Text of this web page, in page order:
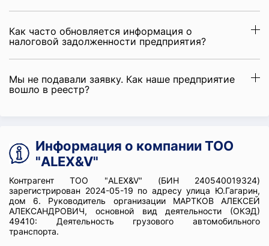
Как часто обновляется информация о
налоговой задолженности предприятия?
Мы не подавали заявку. Как наше предприятие
вошло в реестр?
Информация о компании ТОО
"ALEX&V"
Контрагент ТОО "ALEX&V" (БИН 240540019324)
зарегистрирован 2024-05-19 по адресу улица Ю.Гагарин,
дом 6. Руководитель организации МАРТКОВ АЛЕКСЕЙ
АЛЕКСАНДРОВИЧ, основной вид деятельности (ОКЭД)
49410: Деятельность грузового автомобильного
транспорта.